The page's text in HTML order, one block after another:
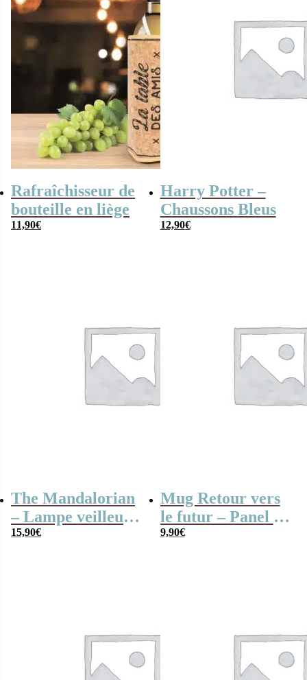
Rafraîchisseur de
bouteille en liège
11,90€
Harry Potter –
Chaussons Bleus
12,90€
The Mandalorian
– Lampe veilleuse
– Grogu/Bébé
15,90€
Mug Retour vers
le futur – Panel de
contrôle
9,90€